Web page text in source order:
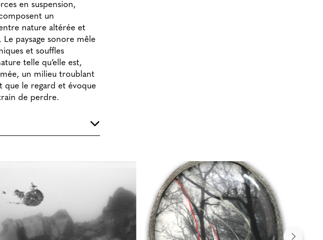
en suspension,
un
nature altérée et
paysage sonore mêle
et souffles
telle qu’elle est,
un milieu troublant
que le regard et évoque
de perdre.